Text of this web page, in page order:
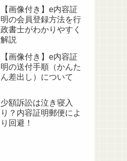
【画像付き】e内容証
明の会員登録方法を行
政書士がわかりやすく
解説
【画像付き】e内容証
明の送付手順（かんた
ん差出し）について
少額訴訟は泣き寝入
り？内容証明郵便によ
り回避！